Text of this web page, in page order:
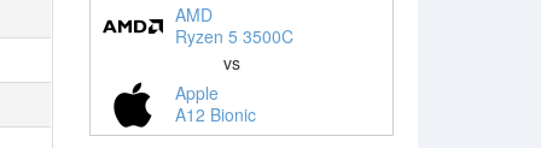
AMD
Ryzen 5 3500C
vs
Apple
A12 Bionic